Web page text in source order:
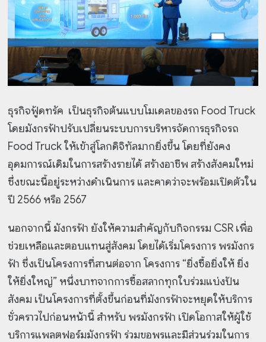
ธุรกิจฟู้ดทรัค เป็นธุรกิจต้นแบบโมเดลของรถ Food Truck
โดยมังกรฟ้าปรับเปลี่ยนระบบการบริหารจัดการธุรกิจรถ
Food Truck ให้เข้าสู่โลกดิจิทัลมากยิ่งขึ้น โดยที่ยังคง
อุดมการณ์เดิมในการสร้างรายได้ สร้างอาชีพ สร้างสังคมใหม่
ซึ่งขณะนี้อยู่ระหว่างดำเนินการ และคาดว่าจะพร้อมเปิดตัวใน
ปี 2566 หรือ 2567
นอกจากนี้ มังกรฟ้า ยังให้ความสำคัญกับกิจกรรม CSR เพื่อ
ช่วยเหลือและตอบแทนสู่สังคม โดยได้เริ่มโครงการ พรมังกร
ฟ้า ซึ่งเป็นโครงการที่สานต่อจาก โครงการ “ยิ่งซื้อยิ่งให้ ยิ่ง
ให้ยิ่งใหญ่” หนึ่งบาทจากการซื้อสลากทุกใบร่วมแบ่งปัน
สังคม เป็นโครงการที่ตั้งขึ้นก่อนที่มังกรฟ้าจะหยุดให้บริการ
ชั่วคราวไปก่อนหน้านี้ สำหรับ พรมังกรฟ้า เปิดโอกาสให้ผู้ใช้
บริการแพลตฟอร์มมังกรฟ้า ร่วมขอพรและมีส่วนร่วมในการ